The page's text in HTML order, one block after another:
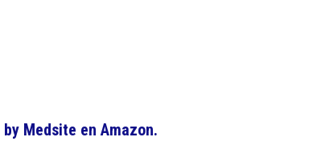
by Medsite en Amazon.